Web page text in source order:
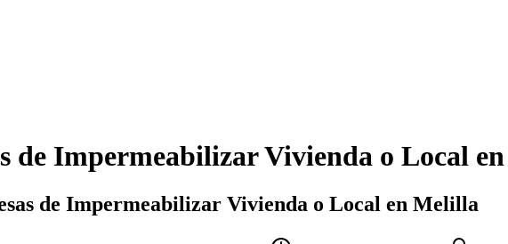
de Impermeabilizar Vivienda o Local
de Impermeabilizar Vivienda o Local en Melilla